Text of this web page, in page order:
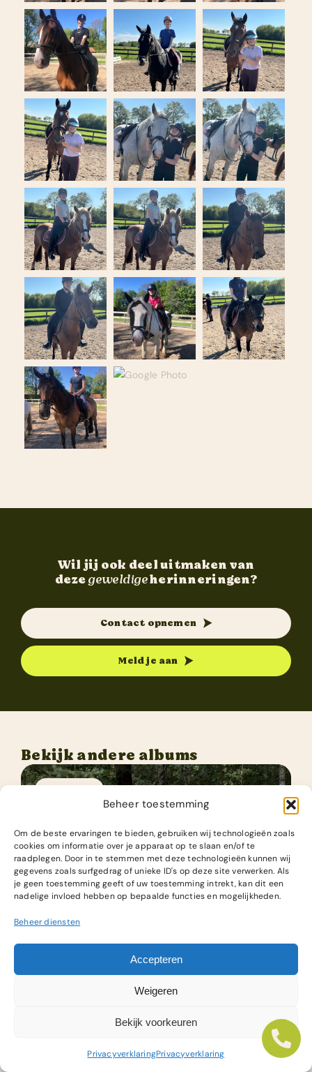
Beheer toestemming
Om de beste ervaringen te bieden, gebruiken wij technologieën zoals
cookies om informatie over je apparaat op te slaan en/of te
raadplegen. Door in te stemmen met deze technologieën kunnen wij
gegevens zoals surfgedrag of unieke ID's op deze site verwerken. Als
je geen toestemming geeft of uw toestemming intrekt, kan dit een
nadelige invloed hebben op bepaalde functies en mogelijkheden.
Beheer diensten
Accepteren
Weigeren
Bekijk voorkeuren
PrivacyverklaringPrivacyverklaring
Wil jij ook deel uitmaken van
dezegeweldigeherinneringen?
Contact opnemen
Meld je aan
Bekijk andere albums
Fotoalbums
Survival week 3
Bekijk foto album
Fotoalbums